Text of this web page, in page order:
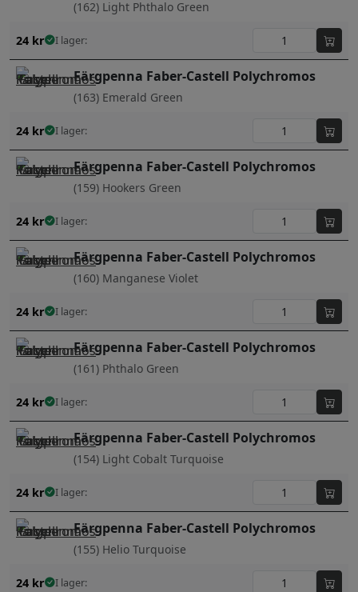
(162) Light Phthalo Green
24 kr I lager:
Färgpenna Faber-Castell Polychromos
(163) Emerald Green
24 kr I lager:
Färgpenna Faber-Castell Polychromos
(159) Hookers Green
24 kr I lager:
Färgpenna Faber-Castell Polychromos
(160) Manganese Violet
24 kr I lager:
Färgpenna Faber-Castell Polychromos
(161) Phthalo Green
24 kr I lager:
Färgpenna Faber-Castell Polychromos
(154) Light Cobalt Turquoise
24 kr I lager:
Färgpenna Faber-Castell Polychromos
(155) Helio Turquoise
24 kr I lager: